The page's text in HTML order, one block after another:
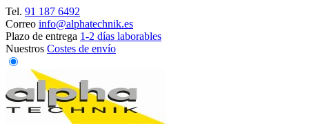
Tel. 91 187 6492
Correo info@alphatechnik.es
Plazo de entrega 1-2 días laborables
Nuestros Costes de envío